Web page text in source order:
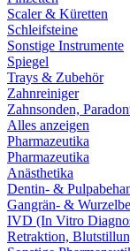
Scaler & Küretten
Schleifsteine
Sonstige Instrumente
Spiegel
Trays & Zubehör
Zahnreiniger
Zahnsonden,
Alles anzeigen
Pharmazeutika
Pharmazeutika
Anästhetika
Dentin- &
Gangrän- &
IVD (In Vitro
Retraktion,